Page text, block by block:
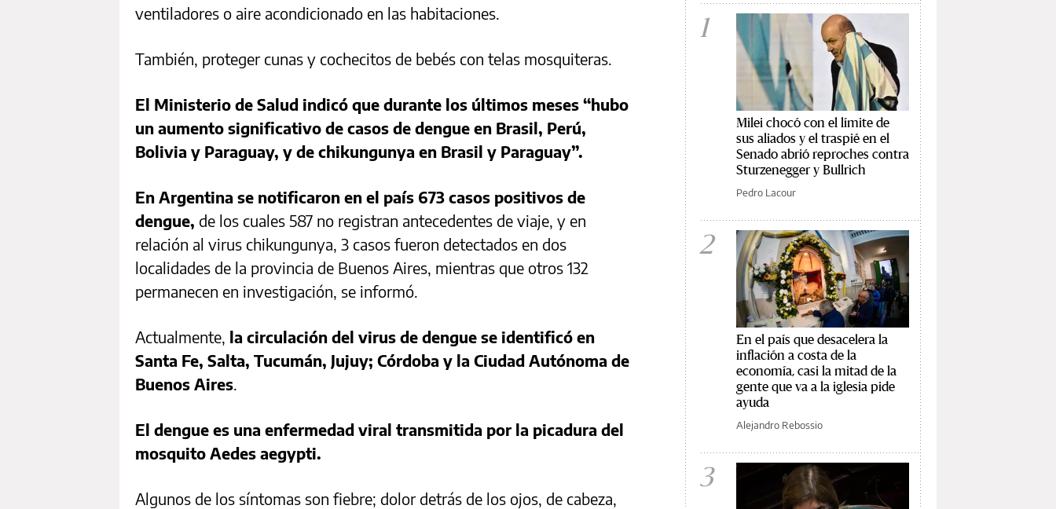
ventiladores o aire acondicionado en las habitaciones.
También, proteger cunas y cochecitos de bebés con telas mosquiteras.
El Ministerio de Salud indicó que durante los últimos meses “hubo
un aumento significativo de casos de dengue en Brasil, Perú,
Bolivia y Paraguay, y de chikungunya en Brasil y Paraguay”.
En Argentina se notificaron en el país 673 casos positivos de
dengue, de los cuales 587 no registran antecedentes de viaje, y en
relación al virus chikungunya, 3 casos fueron detectados en dos
localidades de la provincia de Buenos Aires, mientras que otros 132
permanecen en investigación, se informó.
Actualmente, la circulación del virus de dengue se identificó en
Santa Fe, Salta, Tucumán, Jujuy; Córdoba y la Ciudad Autónoma de
Buenos Aires.
El dengue es una enfermedad viral transmitida por la picadura del
mosquito Aedes aegypti.
Algunos de los síntomas son fiebre; dolor detrás de los ojos, de cabeza,
1
Milei chocó con el límite de
sus aliados y el traspié en el
Senado abrió reproches contra
Sturzenegger y Bullrich
Pedro Lacour
2
En el país que desacelera la
inflación a costa de la
economía, casi la mitad de la
gente que va a la iglesia pide
ayuda
Alejandro Rebossio
3